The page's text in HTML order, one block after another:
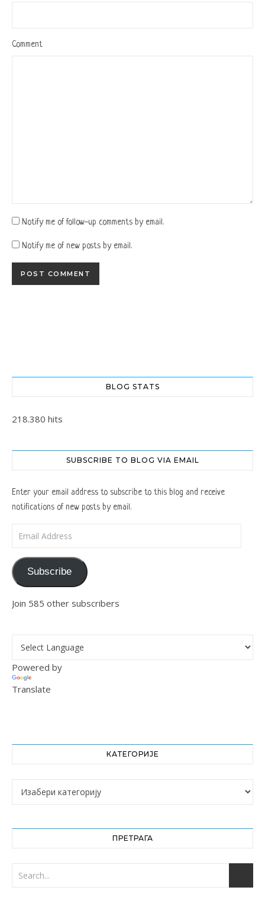
Comment
Notify me of follow-up comments by email.
Notify me of new posts by email.
BLOG STATS
218.380 hits
SUBSCRIBE TO BLOG VIA EMAIL
Enter your email address to subscribe to this blog and receive
notifications of new posts by email.
Subscribe
Join 585 other subscribers
Powered by
Translate
КАТЕГОРИЈЕ
Категорије
ПРЕТРАГА